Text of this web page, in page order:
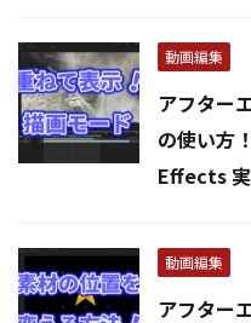
動画編集
アフター
の使い方
Effects
動画編集
アフター